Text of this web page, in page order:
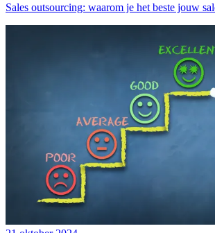
Sales outsourcing: waarom je het beste jouw